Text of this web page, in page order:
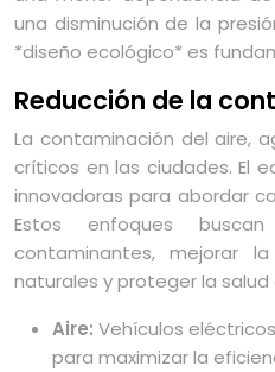
una disminución de la
*diseño ecológico* es
Reducción de la
La contaminación del aire,
críticos en las ciudades. El
innovadoras para abordar
Estos enfoques
contaminantes, mejorar
naturales y proteger la
Aire: Vehículos
para maximizar la